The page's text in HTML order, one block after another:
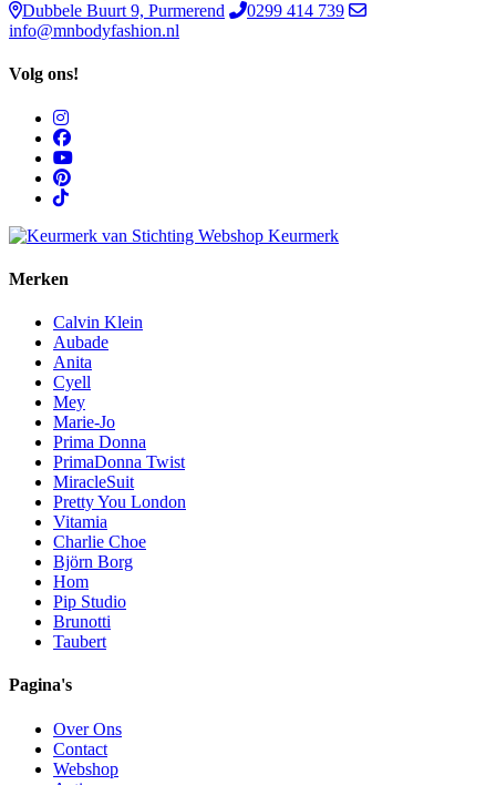
Dubbele Buurt 9, Purmerend
0299 414 739
info@mnbodyfashion.nl
Volg ons!
Merken
Calvin Klein
Aubade
Anita
Cyell
Mey
Marie-Jo
Prima Donna
PrimaDonna Twist
MiracleSuit
Pretty You London
Vitamia
Charlie Choe
Björn Borg
Hom
Pip Studio
Brunotti
Taubert
Pagina's
Over Ons
Contact
Webshop